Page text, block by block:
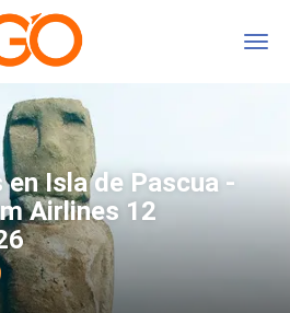
Isla de Pascua -
Airlines 12